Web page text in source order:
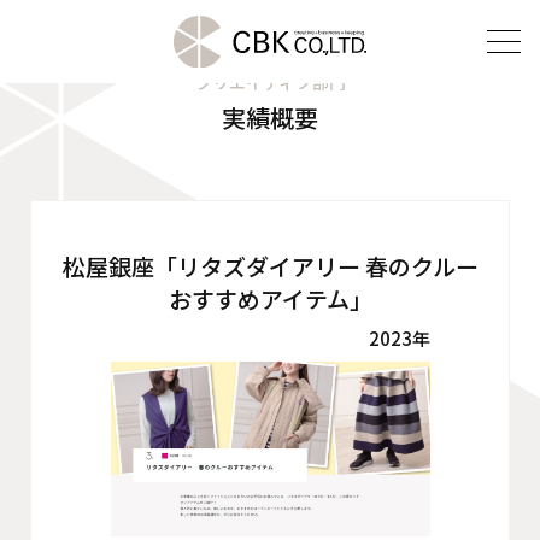
建装部門
ビルメンテナンス部門
会社案内
ご挨拶
クリエイティブ部門
実績概要
松屋銀座「リタズダイアリー 春のクルー
おすすめアイテム」
2023年